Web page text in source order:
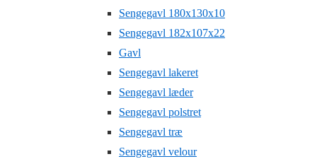
Sengegavl 180x130x10
Sengegavl 182x107x22
Gavl
Sengegavl lakeret
Sengegavl læder
Sengegavl polstret
Sengegavl træ
Sengegavl velour